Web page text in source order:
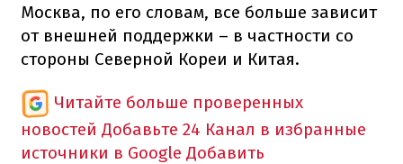
Москва, по его словам, все больше зависит
от внешней поддержки – в частности со
стороны Северной Кореи и Китая.
Читайте больше проверенных
новостей Добавьте 24 Канал в избранные
источники в Google Добавить